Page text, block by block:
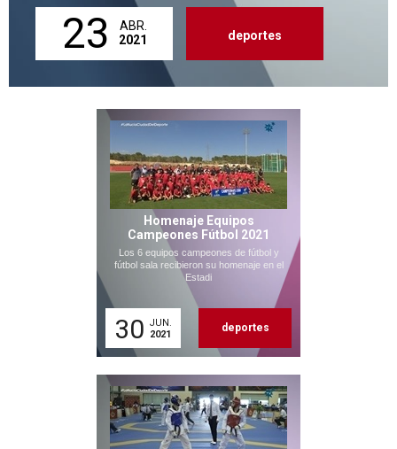
23
ABR.
2021
deportes
Homenaje Equipos
Campeones Fútbol 2021
Los 6 equipos campeones de fútbol y
fútbol sala recibieron su homenaje en el
Estadi
30 JUN.
2021
deportes